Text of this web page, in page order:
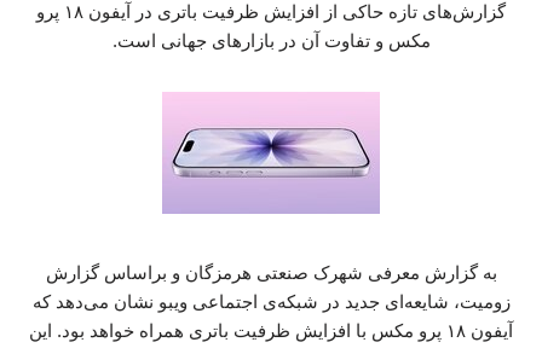
گزارش‌های تازه حاکی از افزایش ظرفیت باتری در آیفون ۱۸ پرو
مکس و تفاوت آن در بازارهای جهانی است.
به گزارش معرفی شهرک صنعتی هرمزگان و براساس گزارش
زومیت، شایعه‌ای جدید در شبکه‌ی اجتماعی ویبو نشان می‌دهد که
آیفون ۱۸ پرو مکس با افزایش ظرفیت باتری همراه خواهد بود. این